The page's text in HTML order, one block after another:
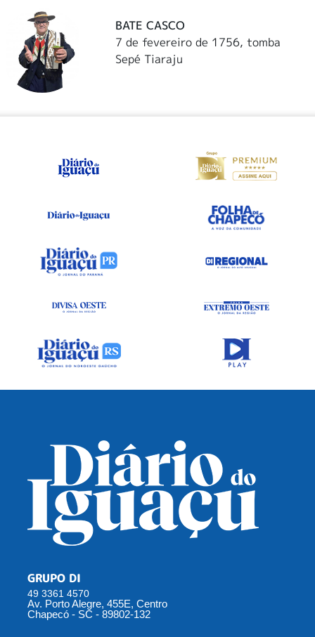
BATE CASCO
7 de fevereiro de 1756, tomba
Sepé Tiaraju
GRUPO DI
49 3361 4570
Av. Porto Alegre, 455E, Centro
Chapecó - SC - 89802-132